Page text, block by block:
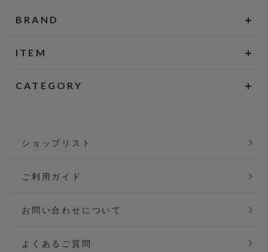
BRAND
ITEM
CATEGORY
ショップリスト
ご利用ガイド
お問い合わせについて
よくあるご質問